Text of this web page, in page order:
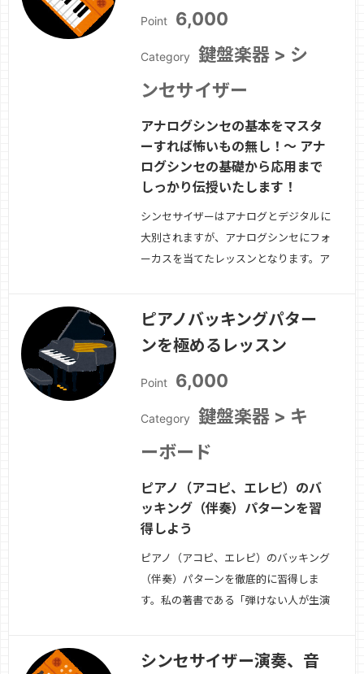
フェイスはよ…続きを見る »
Point 6,000
Category
鍵盤楽器 > シ
ンセサイザー
アナログシンセの基本をマスタ
ーすれば怖いもの無し！〜 アナ
ログシンセの基礎から応用まで
しっかり伝授いたします！
シンセサイザーはアナログとデジタルに
大別されますが、アナログシンセにフォ
ーカスを当てたレッスンとなります。ア
り理解した上で、様々な基本音色である
オルガン、ストリングス、ピアノ、ブラ
す。懇切丁寧…続きを見る »
ピアノバッキングパター
ンを極めるレッスン
Point 6,000
Category
鍵盤楽器 > キ
ーボード
ピアノ（アコピ、エレピ）のバ
ッキング（伴奏）パターンを習
得しよう
ピアノ（アコピ、エレピ）のバッキング
（伴奏）パターンを徹底的に習得しま
す。私の著書である「弾けない人が生演
POPS,ROCK,SOUL/FUNK/BLUES,JAZZ/
シンセサイザー演奏、音